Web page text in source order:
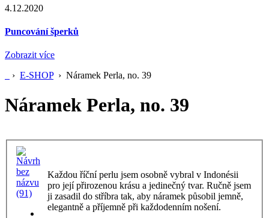
4.12.2020
Puncování šperků
Zobrazit více
› E-SHOP › Náramek Perla, no. 39
Náramek Perla, no. 39
Každou říční perlu jsem osobně vybral v Indonésii
pro její přirozenou krásu a jedinečný tvar. Ručně jsem
ji zasadil do stříbra tak, aby náramek působil jemně,
elegantně a příjemně při každodenním nošení.